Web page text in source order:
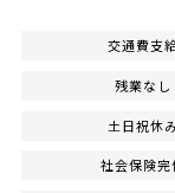
交通費支
残業なし
土日祝休
社会保険完